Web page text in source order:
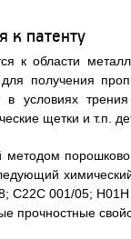
к патенту
к области
получения
условиях
щетки и т.п.
методом
С22С 001/05; Н01Н
прочностные